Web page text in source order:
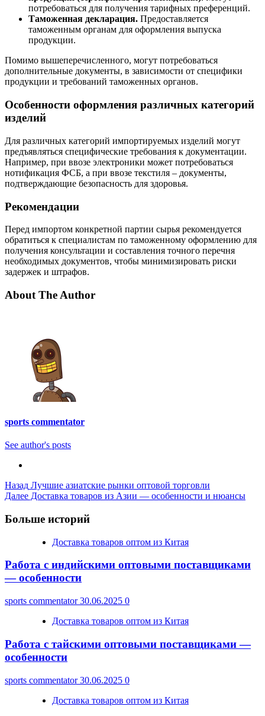
потребоваться для получения тарифных преференций.
Таможенная декларация. Предоставляется
таможенным органам для оформления выпуска
продукции.
Помимо вышеперечисленного, могут потребоваться
дополнительные документы, в зависимости от специфики
продукции и требований таможенных органов.
Особенности оформления различных категорий
изделий
Для различных категорий импортируемых изделий могут
предъявляться специфические требования к документации.
Например, при ввозе электроники может потребоваться
нотификация ФСБ, а при ввозе текстиля – документы,
подтверждающие безопасность для здоровья.
Рекомендации
Перед импортом конкретной партии сырья рекомендуется
обратиться к специалистам по таможенному оформлению для
получения консультации и составления точного перечня
необходимых документов, чтобы минимизировать риски
задержек и штрафов.
About The Author
sports commentator
See author's posts
Post
Navigation
Назад Лучшие азиатские рынки оптовой торговли
Далее Доставка товаров из Азии — особенности и нюансы
Больше историй
Доставка товаров оптом из Китая
Работа с индийскими оптовыми поставщиками
— особенности
sports commentator30.06.2025 0
Доставка товаров оптом из Китая
Работа с тайскими оптовыми поставщиками —
особенности
sports commentator30.06.2025 0
Доставка товаров оптом из Китая